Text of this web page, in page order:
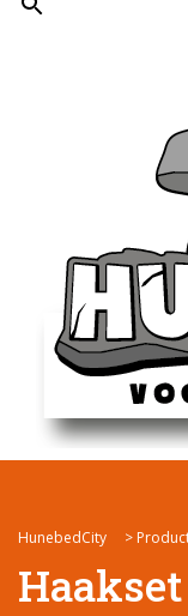
HunebedCity >